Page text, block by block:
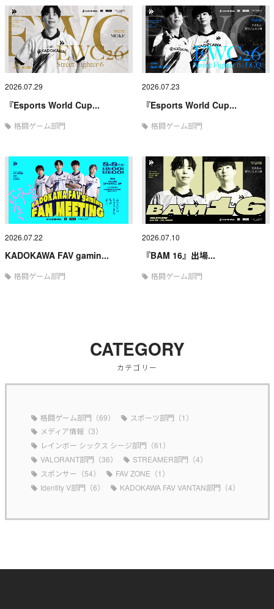
2026.07.29
『Esports World Cup...
格闘ゲーム部門
2026.07.23
『Esports World Cup...
格闘ゲーム部門
2026.07.22
KADOKAWA FAV gamin...
格闘ゲーム部門
2026.07.10
『BAM 16』出場...
格闘ゲーム部門
CATEGORY
カテゴリー
格闘ゲーム部門（69）
スポーツ部門（1）
メディア情報（3）
レインボー シックス シージ部門（61）
VALORANT部門（36）
STREAMER部門（4）
スポンサー（54）
FAV ZONE（1）
Identity V部門（6）
KADOKAWA FAV VANTAN部門（4）